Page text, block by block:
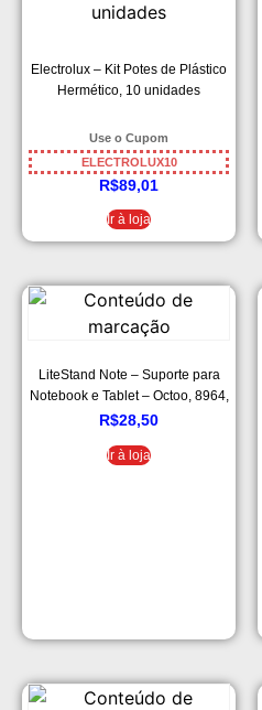
Electrolux – Kit Potes de Plástico
Hermético, 10 unidades
Use o Cupom
ELECTROLUX10
R$89,01
Ir à loja
LiteStand Note – Suporte para
Notebook e Tablet – Octoo, 8964,
Preto
R$28,50
Ir à loja